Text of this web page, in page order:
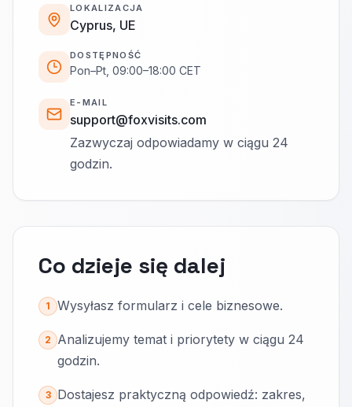
LOKALIZACJA
Cyprus, UE
DOSTĘPNOŚĆ
Pon–Pt, 09:00–18:00 CET
E-MAIL
support@foxvisits.com
Zazwyczaj odpowiadamy w ciągu 24
godzin.
Co dzieje się dalej
1 Wysyłasz formularz i cele biznesowe.
2
Analizujemy temat i priorytety w ciągu 24
godzin.
3
Dostajesz praktyczną odpowiedź: zakres,